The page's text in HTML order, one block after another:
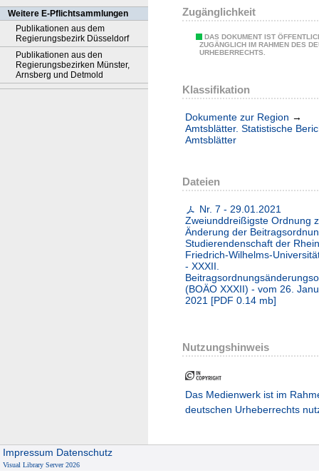
Weitere E-Pflichtsammlungen
Publikationen aus dem
Regierungsbezirk Düsseldorf
Publikationen aus den
Regierungsbezirken Münster,
Arnsberg und Detmold
Zugänglichkeit
DAS DOKUMENT IST
ZUGÄNGLICH IM RAHMEN DES
URHEBERRECHTS.
Klassifikation
Dokumente zur Region →
Amtsblätter. Statistische
Amtsblätter
Dateien
Nr. 7 - 29.01.2021
Zweiunddreißigste Ordnung
Änderung der
Studierendenschaft der
Friedrich-Wilhelms-
- XXXII.
(BOÄO XXXII) - vom 26.
2021 [PDF 0.14 mb]
Nutzungshinweis
Das Medienwerk ist im
deutschen Urheberrechts
Impressum Datenschutz
Visual Library Server 2026